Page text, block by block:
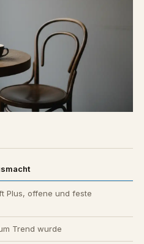
Plus, offene und feste
Trend wurde